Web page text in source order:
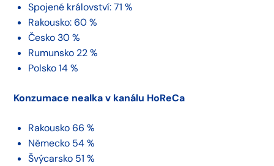
Spojené království: 71 %
Rakousko: 60 %
Česko 30 %
Rumunsko 22 %
Polsko 14 %
Konzumace nealka v kanálu HoReCa
Rakousko 66 %
Německo 54 %
Švýcarsko 51 %